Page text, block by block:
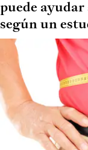
puede
según un